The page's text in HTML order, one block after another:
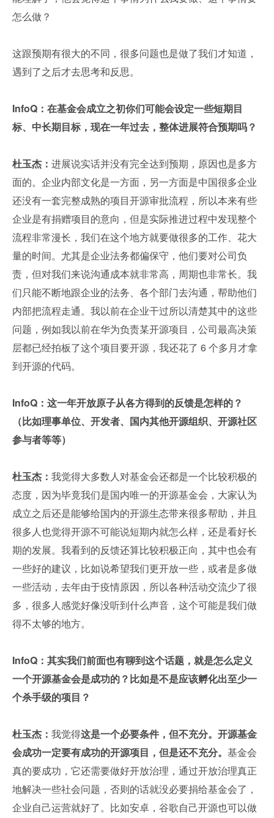
怎么做？
这跟预期有很大的不同，很多问题也是做了我们才知道，
遇到了之后才去思考和反思。
InfoQ：在基金会成立之初你们可能会设定一些短期目
标、中长期目标，现在一年过去，整体进展符合预期吗？
杜玉杰： 进展说实话并没有完全达到预期，原因也是多方
面的。企业内部文化是一方面，另一方面是中国很多企业
还没有一套完整成熟的项目开源审批流程，所以本来有些
企业是有捐赠项目的意向，但是实际推进过程中发现整个
流程非常漫长，我们在这个地方就要做很多的工作、花大
量的时间。尤其是企业法务都偏保守，他们要对公司负
责，但对我们来说沟通成本就非常高，周期也非常长。我
们只能不断地跟企业的法务、各个部门去沟通，帮助他们
内部把流程走通。我以前在企业干过所以清楚其中的这些
问题，例如我以前在华为负责某开源项目，公司最高决策
层都已经拍板了这个项目要开源，我还花了 6 个多月才拿
到开源的代码。
InfoQ：这一年开放原子从各方得到的反馈是怎样的？
（比如理事单位、开发者、国内其他开源组织、开源社区
参与者等等）
杜玉杰： 我觉得大多数人对基金会还都是一个比较积极的
态度，因为毕竟我们是国内唯一的开源基金会，大家认为
成立之后还是能够给国内的开源生态带来很多帮助，并且
很多人也觉得开源不可能说短期内就怎么样，还是看好长
期的发展。我看到的反馈还算比较积极正向，其中也会有
一些好的建议，比如说希望我们更开放一些，或者是多做
一些活动，去年由于疫情原因，所以各种活动交流少了很
多，很多人感觉好像没听到什么声音，这个可能是我们做
得不太够的地方。
InfoQ：其实我们前面也有聊到这个话题，就是怎么定义
一个开源基金会是成功的？比如是不是应该孵化出至少一
个杀手级的项目？
杜玉杰： 我觉得这是一个必要条件，但不充分。开源基金
会成功一定要有成功的开源项目，但是还不充分。 基金会
真的要成功，它还需要做好开放治理，通过开放治理真正
地解决一些社会问题，否则的话就没必要捐给基金会了，
企业自己运营就好了。比如安卓，谷歌自己开源也可以做